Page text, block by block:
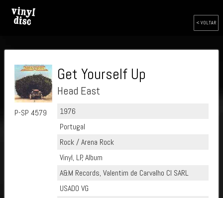
< VOLTAR
P-SP 4579
Get Yourself Up
Head East
1976
Portugal
Rock / Arena Rock
Vinyl, LP, Album
A&M Records, Valentim de Carvalho CI SARL
USADO VG